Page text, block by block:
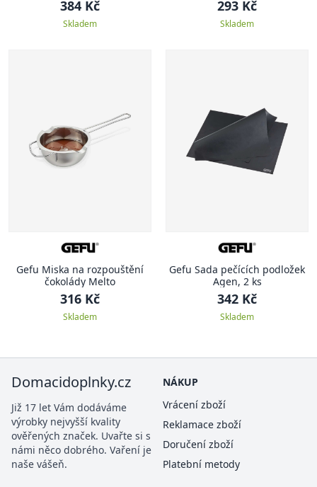
384 Kč
Skladem
293 Kč
Skladem
Gefu Miska na rozpouštění
čokolády Melto
316 Kč
Skladem
Gefu Sada pečících podložek
Agen, 2 ks
342 Kč
Skladem
Domacidoplnky.cz
Již 17 let Vám dodáváme
výrobky nejvyšší kvality
ověřených značek. Uvařte si s
námi něco dobrého. Vaření je
naše vášeň.
NÁKUP
Vrácení zboží
Reklamace zboží
Doručení zboží
Platební metody